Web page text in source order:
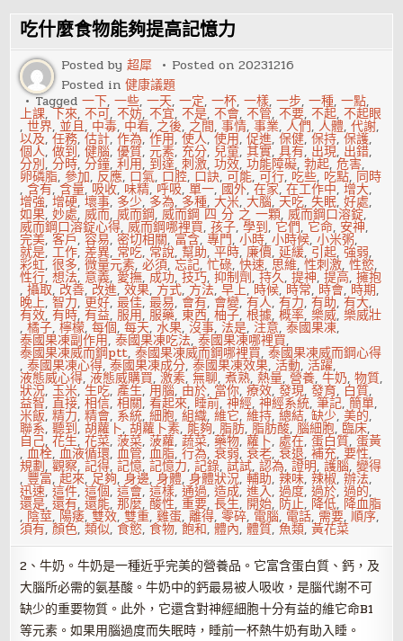
事
業
運
勢
明
顯
好
轉
的
生
肖
吃什麼食物能夠提高記憶力
Posted by超犀 Posted on20231216
Posted in健康議題
Tagged一下,一些,一天,一定,一杯,一樣,一步,一種,一點,
上課,下來,不可,不妨,不宜,不是,不會,不管,不要,不起,不起眼
,世界,並且, 中毒, 中看, 之後, 之間,事情,事業,人們,人體,代謝,
以及,任務,估計,作為,作用,使人,使用,促進,保健,保持,保護,
個人,做到,健腦,優質,元素, 充分, 兒童,其實,具有, 出現, 出錯,
分別,分時,分鐘,利用, 到達,刺激,功效,功能障礙,勃起,危害,
卵磷脂,參加, 反應, 口氣, 口腔, 口訣,可能,可行, 吃些, 吃點, 同時
,含有,含量, 吸收, 味精, 呼吸,單一, 國外,在家,在工作中,增大,
增強,增硬,壞事, 多少, 多為, 多種,大米,大腦, 天吃,失眠,好處,
如果,妙處,威而,威而鋼,威而鋼 四 分 之 一顆,威而鋼口溶錠,
威而鋼口溶錠心得,威而鋼哪裡買,孩子,學到, 它們, 它命, 安神,
完美,客戶,容易,密切相關, 富含,專門,小時,小時候,小米粥,
就是,工作,差異, 常吃, 常說,幫助,平時,廉價,延緩, 引起,強弱,
彩虹,很多,微量元素,必須,忘記,忙碌,快速, 思維,性刺激,性慾,
性行,想法, 意義, 愛撫,成功,技巧,抑制劑,持久,提神,提高,擁抱
,攝取, 改善, 改進,效果, 方式, 方法,早上, 時候, 時常, 時會, 時期,
晚上,智力, 更好,最佳,最易, 會有, 會變,有人,有力,有助,有大,
有效,有時,有益,服用,服藥,東西,柚子,根據,概率,樂威,樂威壯
,橘子,檸檬,每個,每天,水果,沒事, 法是, 注意,泰國果凍,
泰國果凍副作用,泰國果凍吃法,泰國果凍哪裡買,
泰國果凍威而鋼ptt,泰國果凍威而鋼哪裡買,泰國果凍威而鋼心得
,泰國果凍心得,泰國果凍成分,泰國果凍效果,活動,活躍,
液態威心得,液態威購買,激素,無聊,煮熟,熱量,營養,牛奶,物質,
狀況,玉米,生吃,產生, 用腦, 由於, 當你,療效,發現,發育, 白質,
益智,直接,相信,相關,看起來, 睡前,神經,神經系統,筆記,簡單,
米飯,精力,精會, 系統,細胞,組織,維它,維持,總結,缺少,美的,
聯系,聽到,胡蘿卜,胡蘿卜素,能夠,脂肪,脂肪酸,腦細胞, 臨床,
自己,花生,花菜,菠菜,菠蘿,蔬菜,藥物,蘿卜, 處在,蛋白質,蛋黃
,血栓,血液循環,血管,血脂,行為,衰弱,衰老,衰退,補充,要性,
規劃,觀察,記得,記憶,記憶力,記錄,試試,認為,證明,護腦,變得
, 豐富,起來, 足夠,身邊,身體,身體狀況,輔助,辣味,辣椒,辦法,
迅速,這件,這個,這會,這樣,通過,造成,進入,過度,過於,過的,
還是,還有,還能,那麼,酸性,重要,長生, 開始, 防止, 降低, 降血脂
, 陰莖, 陽痿,雙效,雙重,雞蛋,離得,零碎, 電腦, 電話, 需要,順序,
須有,顏色,類似,食慾,食物,飽和,體內,體質, 魚類,黃花菜
2、牛奶。牛奶是一種近乎完美的營養品。它富含蛋白質、鈣，及
大腦所必需的氨基酸。牛奶中的鈣最易被人吸收，是腦代謝不可
缺少的重要物質。此外，它還含對神經細胞十分有益的維它命B1
等元素。如果用腦過度而失眠時，睡前一杯熱牛奶有助入睡。